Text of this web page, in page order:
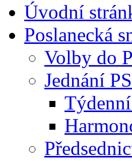
Úvodní
Poslanecká
Volby do
Jednání PS